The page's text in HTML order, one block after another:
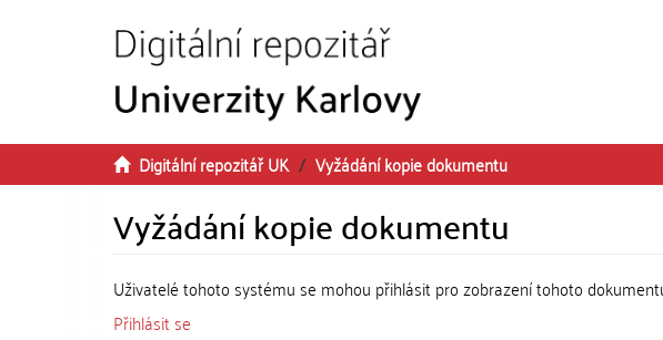
Digitální repozitář UK Vyžádání kopie dokumentu
Vyžádání kopie dokumentu
Uživatelé tohoto systému se mohou přihlásit pro zobrazení tohoto
Přihlásit se